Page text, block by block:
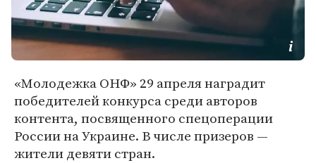
«Молодежка ОНФ» 29 апреля наградит
победителей конкурса среди авторов
контента, посвященного спецоперации
России на Украине. В числе призеров —
жители девяти стран.